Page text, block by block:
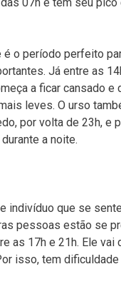
o período perfeito
Já entre as
a ficar cansado e
leves. O urso
por volta de 23h, e
a noite.
indivíduo que se
pessoas estão se
as 17h e 21h. Ele vai
isso, tem dificuldade